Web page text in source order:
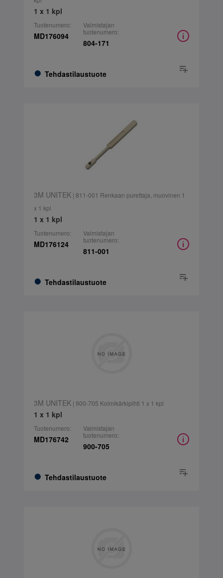
1 x 1 kpl
Tuotenumero:
MD176094
Tehdastilaustuote
Valmistajan
tuotenumero:
804-171
3M UNITEK| 811-001 Renkaan purettaja, muovinen 1
x 1 kpl
1 x 1 kpl
Tuotenumero:
MD176124
Tehdastilaustuote
Valmistajan
tuotenumero:
811-001
3M UNITEK| 900-705 Kolmikärkipihti 1 x 1 kpl
1 x 1 kpl
Tuotenumero:
MD176742
Tehdastilaustuote
Valmistajan
tuotenumero:
900-705